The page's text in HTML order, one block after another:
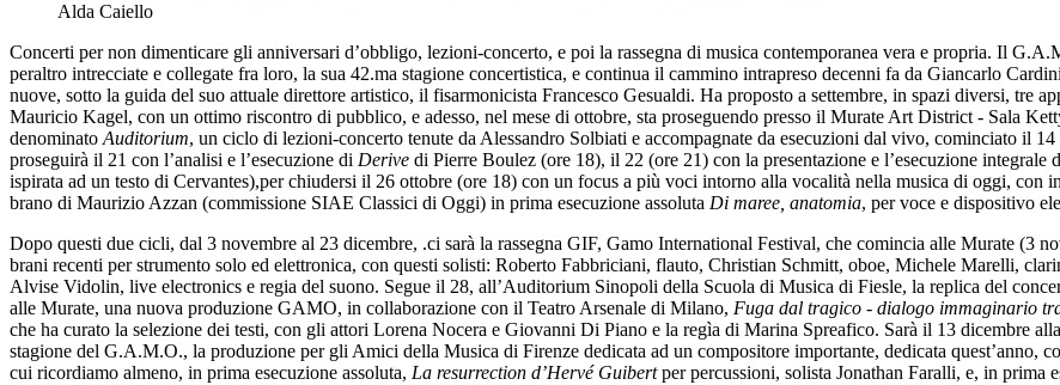
Alda Caiello
Concerti per non dimenticare gli anniversari d’obbligo, lezioni-concerto, e poi la rassegna di musica contemporanea vera e propria. Il
peraltro intrecciate e collegate fra loro, la sua 42.ma stagione concertistica, e continua il cammino intrapreso decenni fa da Giancarlo
nuove, sotto la guida del suo attuale direttore artistico, il fisarmonicista Francesco Gesualdi. Ha proposto a settembre, in spazi diversi, tre
Mauricio Kagel, con un ottimo riscontro di pubblico, e adesso, nel mese di ottobre, sta proseguendo presso il Murate Art District - Sala
denominato Auditorium, un ciclo di lezioni-concerto tenute da Alessandro Solbiati e accompagnate da esecuzioni dal vivo, cominciato il
proseguirà il 21 con l’analisi e l’esecuzione di Derive di Pierre Boulez (ore 18), il 22 (ore 21) con la presentazione e l’esecuzione integrale
ispirata ad un testo di Cervantes),per chiudersi il 26 ottobre (ore 18) con un focus a più voci intorno alla vocalità nella musica di oggi,
brano di Maurizio Azzan (commissione SIAE Classici di Oggi) in prima esecuzione assoluta Di maree, anatomia, per voce e dispositivo
Dopo questi due cicli, dal 3 novembre al 23 dicembre, .ci sarà la rassegna GIF, Gamo International Festival, che comincia alle Murate (3
brani recenti per strumento solo ed elettronica, con questi solisti: Roberto Fabbriciani, flauto, Christian Schmitt, oboe, Michele Marelli,
Alvise Vidolin, live electronics e regia del suono. Segue il 28, all’Auditorium Sinopoli della Scuola di Musica di Fiesle, la replica del
alle Murate, una nuova produzione GAMO, in collaborazione con il Teatro Arsenale di Milano, Fuga dal tragico - dialogo immaginario
che ha curato la selezione dei testi, con gli attori Lorena Nocera e Giovanni Di Piano e la regìa di Marina Spreafico. Sarà il 13 dicembre
stagione del G.A.M.O., la produzione per gli Amici della Musica di Firenze dedicata ad un compositore importante, dedicata quest’anno,
cui ricordiamo almeno, in prima esecuzione assoluta, La resurrection d’Hervé Guibertper percussioni, solista Jonathan Faralli, e, in prima